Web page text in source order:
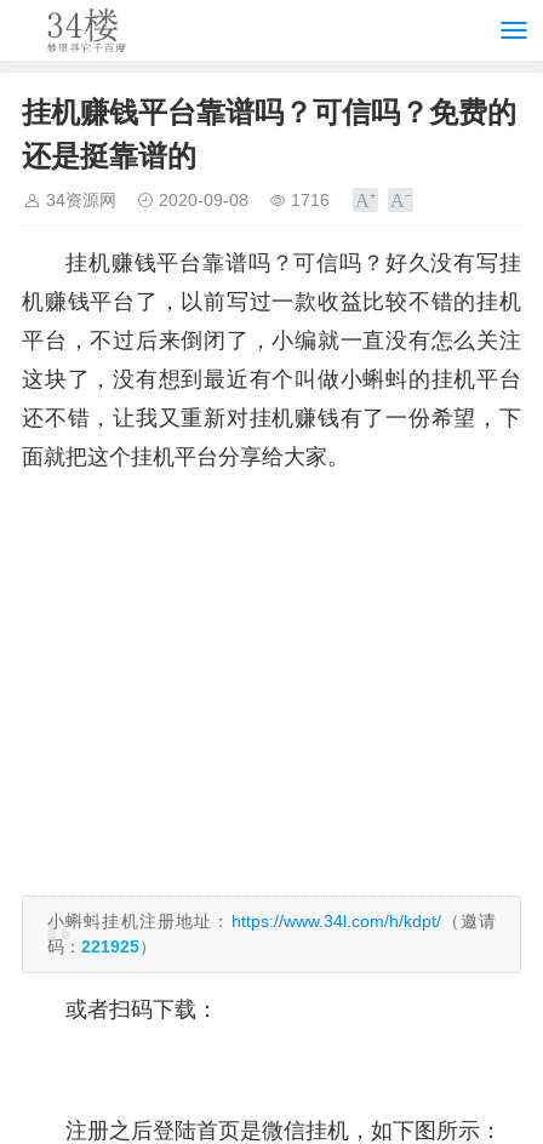
挂机赚钱平台靠谱吗？可信吗？免费的
还是挺靠谱的
34资源网 2020-09-08 1716
挂机赚钱平台靠谱吗？可信吗？好久没有写挂
机赚钱平台了，以前写过一款收益比较不错的挂机
平台，不过后来倒闭了，小编就一直没有怎么关注
这块了，没有想到最近有个叫做小蝌蚪的挂机平台
还不错，让我又重新对挂机赚钱有了一份希望，下
面就把这个挂机平台分享给大家。
小蝌蚪挂机注册地址： https://www.34l.com/h/kdpt/（邀请
码： 221925）
或者扫码下载：
注册之后登陆首页是微信挂机，如下图所示：